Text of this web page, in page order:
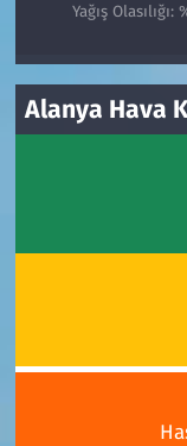
Yağış Olasılığı:
Alanya Hava